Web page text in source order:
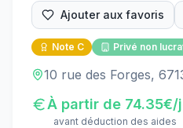
Ajouter aux favoris
Note C Privé non
10 rue des Forges,
À partir de 74.35€/
avant déduction des aides